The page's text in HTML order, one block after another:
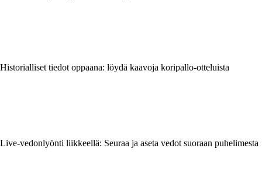
Historialliset tiedot oppaana: löydä kaavoja koripallo-otteluista
Live-vedonlyönti liikkeellä: Seuraa ja aseta vedot suoraan puhelimesta